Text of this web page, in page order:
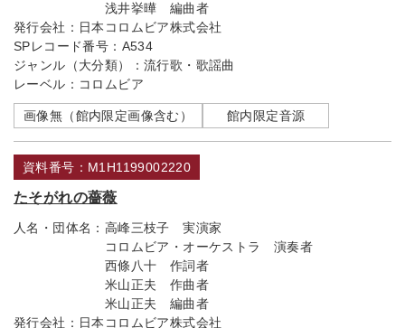
浅井挙曄 編曲者
発行会社： 日本コロムビア株式会社
SPレコード番号： A534
ジャンル（大分類）： 流行歌・歌謡曲
レーベル： コロムビア
画像無（館内限定画像含む） 館内限定音源
資料番号：M1H1199002220
たそがれの薔薇
人名・団体名： 高峰三枝子 実演家
コロムビア・オーケストラ 演奏者
西條八十 作詞者
米山正夫 作曲者
米山正夫 編曲者
発行会社： 日本コロムビア株式会社